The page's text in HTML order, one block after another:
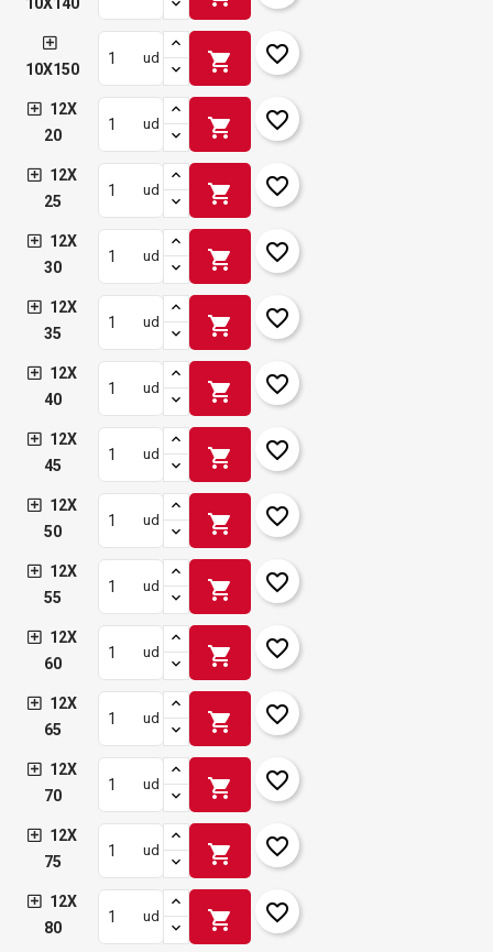
10X140
10X150
ud shopping_cart favorite_border
12X
20
ud shopping_cart favorite_border
12X
25
ud shopping_cart favorite_border
12X
30
ud shopping_cart favorite_border
12X
35
ud shopping_cart favorite_border
12X
40
ud shopping_cart favorite_border
12X
45
ud shopping_cart favorite_border
12X
50
ud shopping_cart favorite_border
12X
55
ud shopping_cart favorite_border
12X
60
ud shopping_cart favorite_border
12X
65
ud shopping_cart favorite_border
12X
70
ud shopping_cart favorite_border
12X
75
ud shopping_cart favorite_border
12X
80
ud shopping_cart favorite_border